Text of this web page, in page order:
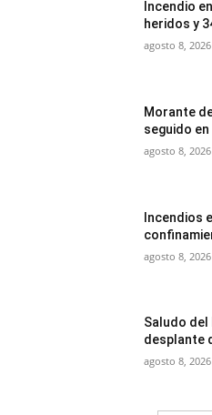
Incendio
heridos y
agosto 8, 2026
Morante
seguido
agosto 8, 2026
Incendios
agosto 8, 2026
Saludo del
desplante
agosto 8, 2026